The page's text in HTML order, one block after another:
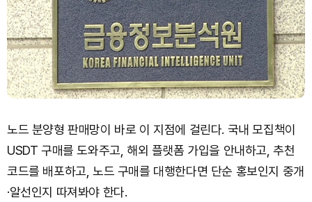
노드 분양형 판매망이 바로 이 지점에 걸린다. 국내 모집책이
USDT 구매를 도와주고, 해외 플랫폼 가입을 안내하고, 추천
코드를 배포하고, 노드 구매를 대행한다면 단순 홍보인지 중개
·알선인지 따져봐야 한다.